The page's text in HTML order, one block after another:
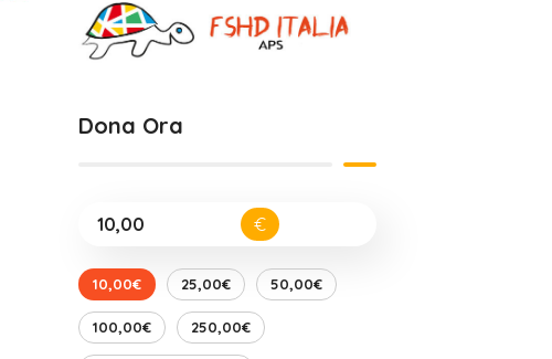
Dona Ora
€
10,00€ 25,00€ 50,00€
100,00€ 250,00€